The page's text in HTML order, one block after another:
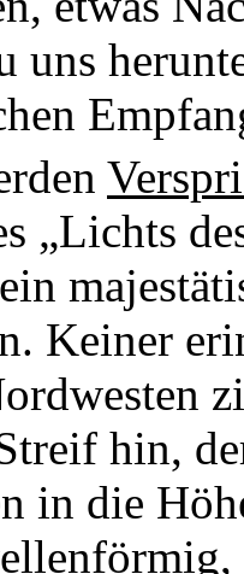
uns
„Lichts
Keiner
hin,
in die